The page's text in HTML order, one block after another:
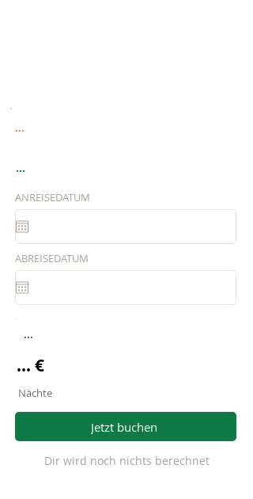
...
...
ANREISEDATUM
ABREISEDATUM
...
... €
Nächte
Jetzt buchen
Dir wird noch nichts berechnet